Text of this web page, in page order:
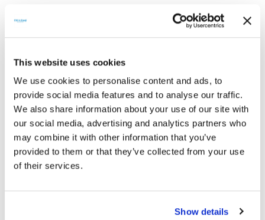
This website uses cookies
We use cookies to personalise content and ads, to
provide social media features and to analyse our traffic.
We also share information about your use of our site with
our social media, advertising and analytics partners who
may combine it with other information that you’ve
provided to them or that they’ve collected from your use
of their services.
Show details